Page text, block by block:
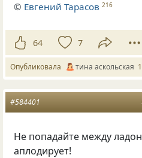
© Евгений Тарасов 216
64 7
Опубликовала тина аскольская
#584401
Не попадайте между
аплодирует!